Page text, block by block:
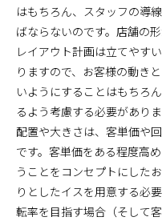
はもちろん、スタッフの導
ばならないのです。店舗の
レイアウト計画は立てやす
りますので、お客様の動き
いようにすることはもちろ
るよう考慮する必要があり
配置や大きさは、客単価や
です。客単価をある程度高
うことをコンセプトにした
りとしたイスを用意する必
転率を目指す場合（そして